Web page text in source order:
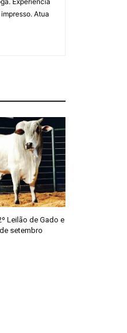
Atua
Leilão de Gado e
setembro